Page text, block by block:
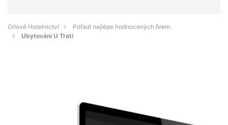
Orlové Hotelnictví
Pořadí nejlépe hodnocených firem.
Ubytování U Trati